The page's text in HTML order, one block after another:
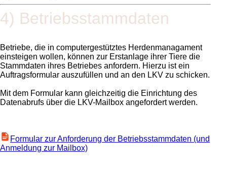
4) Betriebsstammdaten
Betriebe, die in computergestütztes Herdenmanagament
einsteigen wollen, können zur Erstanlage ihrer Tiere die
Stammdaten ihres Betriebes anfordern. Hierzu ist ein
Auftragsformular auszufüllen und an den LKV zu schicken.
Mit dem Formular kann gleichzeitig die Einrichtung des
Datenabrufs über die LKV-Mailbox angefordert werden.
Formular zur Anforderung der Betriebsstammdaten (und
Anmeldung zur Mailbox)